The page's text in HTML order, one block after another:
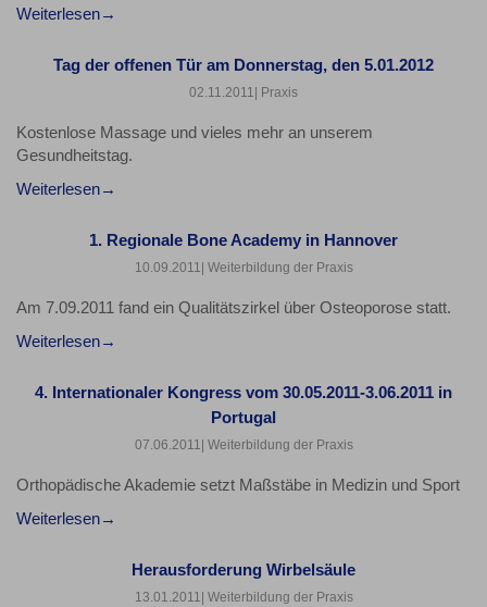
Weiterlesen
Tag der offenen Tür am Donnerstag, den 5.01.2012
02.11.2011 | Praxis
Kostenlose Massage und vieles mehr an unserem
Gesundheitstag.
Weiterlesen
1. Regionale Bone Academy in Hannover
10.09.2011 | Weiterbildung der Praxis
Am 7.09.2011 fand ein Qualitätszirkel über Osteoporose statt.
Weiterlesen
4. Internationaler Kongress vom 30.05.2011-3.06.2011 in
Portugal
07.06.2011 | Weiterbildung der Praxis
Orthopädische Akademie setzt Maßstäbe in Medizin und Sport
Weiterlesen
Herausforderung Wirbelsäule
13.01.2011 | Weiterbildung der Praxis